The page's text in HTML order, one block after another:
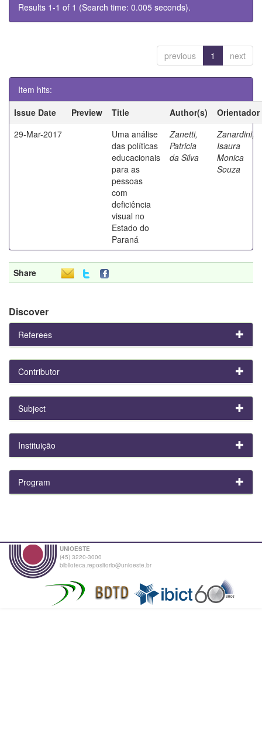
Results 1-1 of 1 (Search time: 0.005 seconds).
previous 1 next
Item hits:
Issue Date
Preview Title Author(s)
Orientador
29-Mar-2017
Uma análise
das políticas
educacionais
para as
pessoas
com
deficiência
visual no
Estado do
Paraná
Zanetti,
Patricia
da Silva
Zanardini,
Isaura
Monica
Souza
Share
Discover
Referees
Contributor
Subject
Instituição
Program
UNIOESTE
(45) 3220-3000
biblioteca.repositorio@unioeste.br